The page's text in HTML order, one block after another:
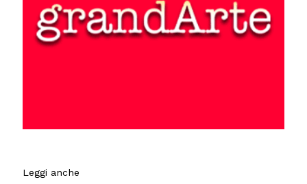
Leggi anche